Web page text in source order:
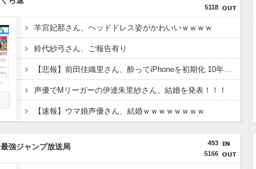
5118
羊宮妃那さん、ヘッドドレス姿がかわいいｗｗｗｗ
鈴代紗弓さん、ご報告有り
【悲報】前田佳織里さん、酔ってiPhoneを初期化 10年分の思い出も消える・・・
声優でMリーガーの伊達朱里紗さん、結婚を発表！！！
【速報】ウマ娘声優さん、結婚ｗｗｗｗｗｗｗｗ
493
5166
最強ジャンプ放送局